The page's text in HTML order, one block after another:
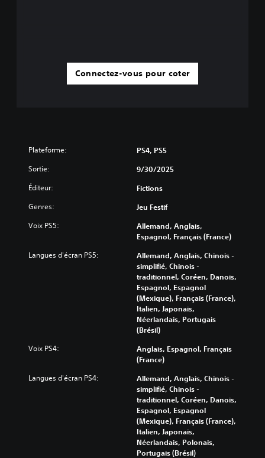
Connectez-vous pour coter
Plateforme: PS4, PS5
Sortie: 9/30/2025
Éditeur: Fictions
Genres: Jeu Festif
Voix PS5:
Allemand, Anglais,
Espagnol, Français (France)
Langues d'écran PS5:
Allemand, Anglais, Chinois -
simplifié, Chinois -
traditionnel, Coréen, Danois,
Espagnol, Espagnol
(Mexique), Français (France),
Italien, Japonais,
Néerlandais, Portugais
(Brésil)
Voix PS4:
Anglais, Espagnol, Français
(France)
Langues d'écran PS4:
Allemand, Anglais, Chinois -
simplifié, Chinois -
traditionnel, Coréen, Danois,
Espagnol, Espagnol
(Mexique), Français (France),
Italien, Japonais,
Néerlandais, Polonais,
Portugais (Brésil)